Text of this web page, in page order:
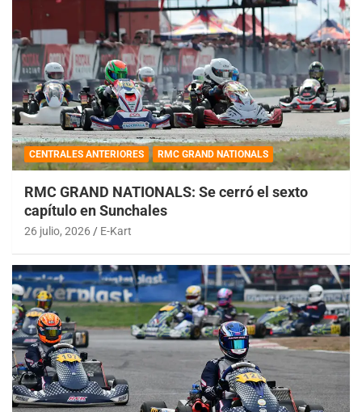
CENTRALES ANTERIORES RMC GRAND NATIONALS
RMC GRAND NATIONALS: Se cerró el sexto
capítulo en Sunchales
26 julio, 2026 E-Kart